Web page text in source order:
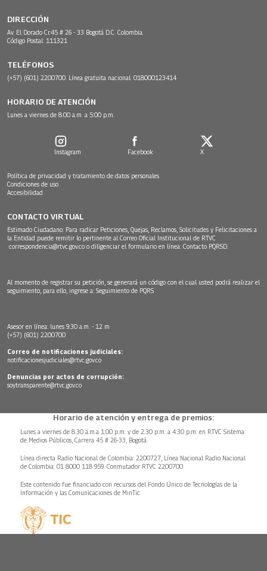
DIRECCIÓN
Av. El Dorado Cr.45 # 26 - 33 Bogotá D.C. Colombia.
Código Postal: 111321
TELÉFONOS
(+57) (601) 2200700. Línea gratuita nacional: 018000123414
HORARIO DE ATENCIÓN
Lunes a viernes de 8:00 a.m. a 5:00 p.m.
Instagram Facebook X
Política de privacidad y tratamiento de datos personales
Condiciones de uso
Accesibilidad
CONTACTO VIRTUAL
Estimado Ciudadano: Para radicar Peticiones, Quejas, Reclamos, Solicitudes y Felicitaciones a
la Entidad puede remitir lo pertinente al Correo Oficial Institucional de RTVC
correspondencia@rtvc.gov.co o diligenciar el formulario en línea: Contacto PQRSD.
Al momento de registrar su petición, se generará un código con el cual usted podrá realizar el
seguimiento, para ello, ingrese a: Seguimiento de PQRS
Asesor en línea: lunes 9:30 a.m. - 12 m
(+57) (601) 2200700
Correo de notificaciones judiciales:
notificacionesjudiciales@rtvc.gov.co
Denuncias por actos de corrupción:
soytransparente@rtvc.gov.co
Horario de atención y entrega de premios:
Lunes a viernes de 8:30 a.m.a 1:00 p.m. y de 2:30 p.m. a 4:30 p.m. en RTVC Sistema
de Medios Públicos, Carrera 45 # 26-33, Bogotá.
Línea directa Radio Nacional de Colombia: 2200727, Línea Nacional Radio Nacional
de Colombia: 01 8000 118 959. Conmutador RTVC 2200700
Este contenido fue financiado con recursos del Fondo Único de Tecnologías de la
Información y las Comunicaciones de MinTic.